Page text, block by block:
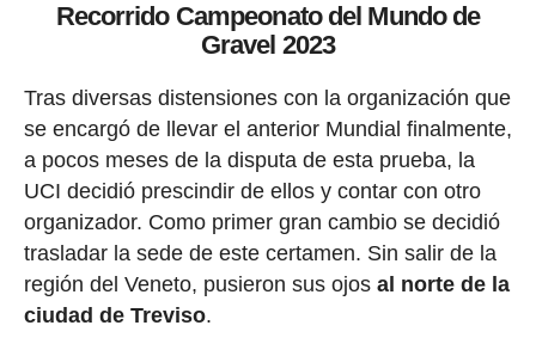
Recorrido Campeonato del Mundo de
Gravel 2023
Tras diversas distensiones con la organización que
se encargó de llevar el anterior Mundial finalmente,
a pocos meses de la disputa de esta prueba, la
UCI decidió prescindir de ellos y contar con otro
organizador. Como primer gran cambio se decidió
trasladar la sede de este certamen. Sin salir de la
región del Veneto, pusieron sus ojosal norte de la
ciudad de Treviso.